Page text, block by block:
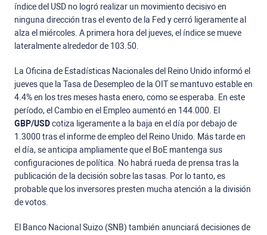
índice del USD no logró realizar un movimiento decisivo en
ninguna dirección tras el evento de la Fed y cerró ligeramente al
alza el miércoles. A primera hora del jueves, el índice se mueve
lateralmente alrededor de 103.50.
La Oficina de Estadísticas Nacionales del Reino Unido informó el
jueves que la Tasa de Desempleo de la OIT se mantuvo estable en
4.4% en los tres meses hasta enero, como se esperaba. En este
período, el Cambio en el Empleo aumentó en 144.000. El
GBP/USDcotiza ligeramente a la baja en el día por debajo de
1.3000 tras el informe de empleo del Reino Unido. Más tarde en
el día, se anticipa ampliamente que el BoE mantenga sus
configuraciones de política. No habrá rueda de prensa tras la
publicación de la decisión sobre las tasas. Por lo tanto, es
probable que los inversores presten mucha atención a la división
de votos.
El Banco Nacional Suizo (SNB) también anunciará decisiones de